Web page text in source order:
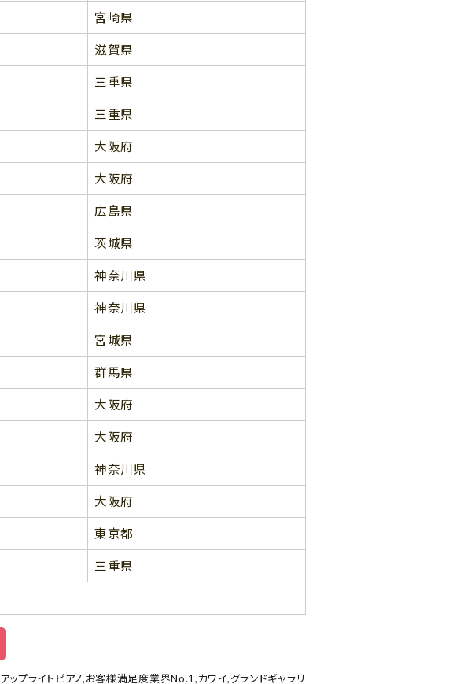
宮崎県
滋賀県
三重県
三重県
大阪府
大阪府
広島県
茨城県
神奈川県
神奈川県
宮城県
群馬県
大阪府
大阪府
神奈川県
大阪府
東京都
三重県
アップライトピアノ,お客様満足度業界No.1,カワイ,グランドギャラリ